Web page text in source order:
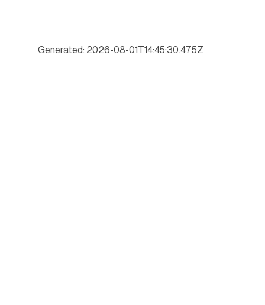
Generated: 2026-08-01T14:45:30.475Z